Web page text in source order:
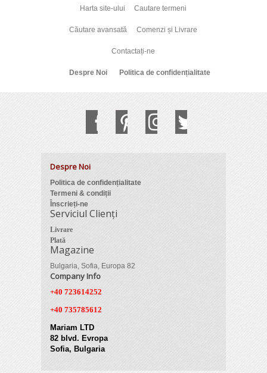
Harta site-ului Cautare termeni
Căutare avansată Comenzi și Livrare
Contactați-ne
Despre Noi Politica de confidențialitate
Despre Noi
Politica de confidențialitate
Termeni & condiții
Înscrieți-ne
Serviciul Clienți
Livrare
Plată
Magazine
Bulgaria, Sofia, Europa 82
Company Info
+40 723614252
+40 735785612
Mariam LTD
82 blvd. Evropa
Sofia, Bulgaria